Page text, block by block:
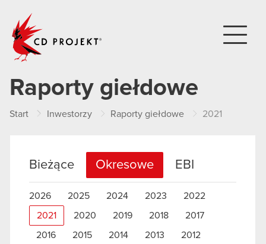
Raporty giełdowe
Start Inwestorzy Raporty giełdowe 2021
Bieżące Okresowe EBI
2026 2025 2024 2023 2022
2021 2020 2019 2018 2017
2016 2015 2014 2013
2012